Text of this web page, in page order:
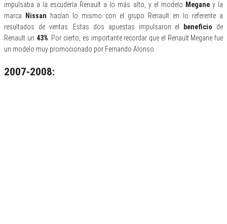
impulsaba a la escudería Renault a lo más alto, y el modelo Meganey la
marca
Nissan hacían lo mismo con el grupo Renault en lo referente a
resultados de ventas. Estas dos apuestas impulsaron el
beneficio de
Renault un 43%. Por cierto, es importante recordar que el Renault Megane fue
un modelo muy promocionado por Fernando Alonso.
2007-2008: